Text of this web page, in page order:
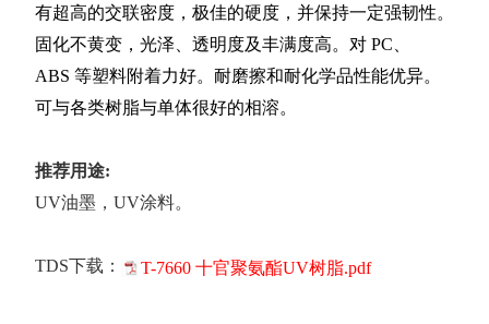
有超高的交联密度，极佳的硬度，并保持一定强韧性。
固化不黄变，光泽、透明度及丰满度高。对 PC、
ABS 等塑料附着力好。耐磨擦和耐化学品性能优异。
可与各类树脂与单体很好的相溶。
推荐用途:
UV油墨，UV涂料。
TDS下载： T-7660 十官聚氨酯UV树脂.pdf